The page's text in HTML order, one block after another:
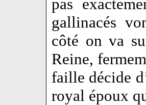
pas
gallinacés
côté on va
Reine,
faille décide
royal époux